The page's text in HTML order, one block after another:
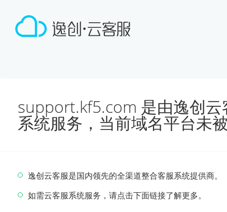
support.kf5.com 是由逸创
系统服务，当前域名平台未
逸创云客服是国内领先的全渠道整合客服系统提供商。
如需云客服系统服务，请点击下面链接了解更多。